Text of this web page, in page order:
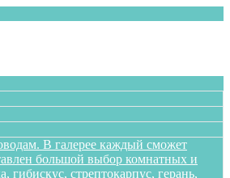
В галерее каждый сможет
большой выбор комнатных и
стрептокарпус, герань,